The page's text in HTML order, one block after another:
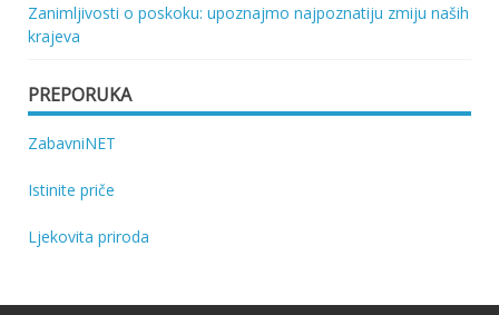
Zanimljivosti o poskoku: upoznajmo najpoznatiju zmiju naših
krajeva
PREPORUKA
ZabavniNET
Istinite priče
Ljekovita priroda